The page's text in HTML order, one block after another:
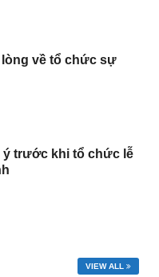
lòng về tổ chức sự
ý trước khi tổ chức lễ
VIEW ALL